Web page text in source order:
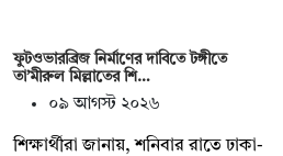
ফুটওভারব্রিজ নির্মাণের দাবিতে টঙ্গীতে
তা’মীরুল মিল্লাতের শি…
০৯ আগস্ট ২০২৬
শিক্ষার্থীরা জানায়, শনিবার রাতে ঢাকা-